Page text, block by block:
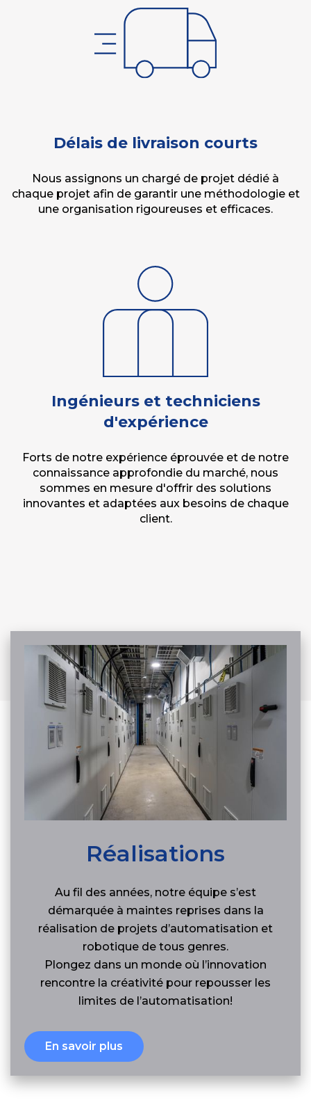
Délais de livraison courts
Nous assignons un chargé de projet dédié à
chaque projet afin de garantir une méthodologie et
une organisation rigoureuses et efficaces.
Ingénieurs et techniciens
d'expérience
Forts de notre expérience éprouvée et de notre
connaissance approfondie du marché, nous
sommes en mesure d'offrir des solutions
innovantes et adaptées aux besoins de chaque
client.
Réalisations
Au fil des années, notre équipe s’est
démarquée à maintes reprises dans la
réalisation de projets d’automatisation et
robotique de tous genres.
Plongez dans un monde où l’innovation
rencontre la créativité pour repousser les
limites de l’automatisation!
En savoir plus